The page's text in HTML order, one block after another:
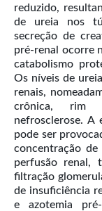
reduzido,
de ureia nos
secreção de
pré-renal ocorre
catabolismo
Os níveis de
renais,
crônica, rim
nefrosclerose. A
pode ser
concentração
perfusão renal,
filtração
de insuficiência
e azotemia